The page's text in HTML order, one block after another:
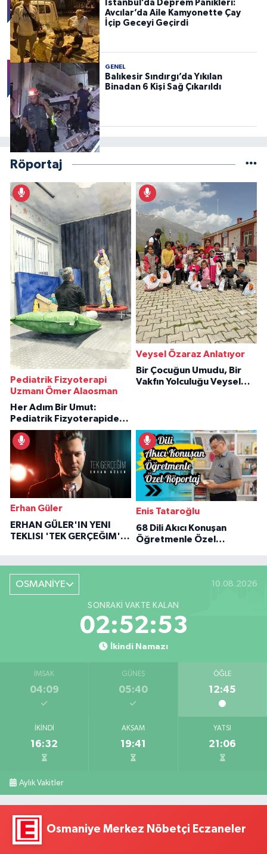
İstanbul’da Deprem Panikleri:
Avcılar’da Aile Kamyonette Çay
İçip Geceyi Geçirdi
GENEL
Balıkesir Sındırgı’da Yıkılan
Binadan 6 Kişi Sağ Çıkarıldı
Röportaj
Pediatrik Fizyoterapi
Uzmanı Ömer Alaosman
Her Adım Bir Umut:
Pediatrik Fizyoterapiden
İlham Veren Hikâyeler
Veysel Özaraz Anlatıyor
Bir Çocuğun Umudu, Bir
Vakfın Yolculuğu Veysel
Erhan Güler
ERHAN GÜLER'IN YENI
TEKLISI 'TEK GERÇEĞIM'LE
Enis Tataroğlu
68 Dili Akıcı Konuşan
Öğretmenle Özel
OSMANİYE 10.08.2026
SONRAKI VAKTE KALAN
02:52:51
İkindi Namazı
İMSAK
04:09
GÜNEŞ
05:40
ÖĞLE
12:45
İKINDI
16:32
AKŞAM
19:41
YATSI
21:06
Aylık Vakitler
Osmaniye Merkez Nöbetçi Eczaneler